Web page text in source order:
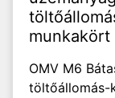
OMV M6
töltőállomás-